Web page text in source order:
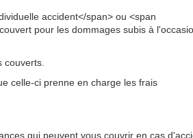
accident</span> ou <span
pour les dommages subis à
celle-ci prenne en charge les frais
qui peuvent vous couvrir en cas